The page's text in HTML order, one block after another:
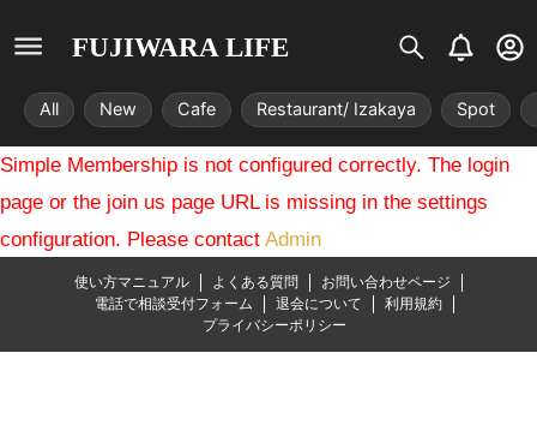
FUJIWARA LIFE
S
i
s
t
r
i
x
B
e
l
l
U
s
r
-
c
c
All New Cafe Restaurant/ Izakaya Spot
Simple Membership is not configured correctly. The login
page or the join us page URL is missing in the settings
configuration. Please contact Admin
使い方マニュアル よくある質問
お問い合わせページ
電話で相談受付フォーム
退会について
利用規約
プライバシーポリシー